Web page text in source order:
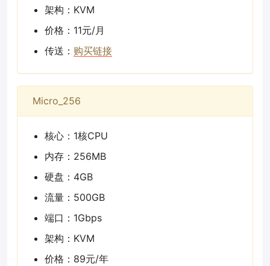
架构：KVM
价格：11元/月
传送： 购买链接
Micro_256
核心：1核CPU
内存：256MB
硬盘：4GB
流量：500GB
端口：1Gbps
架构：KVM
价格：89元/年